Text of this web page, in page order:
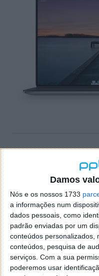
Damos
Nós e os nossos 1733
a informações num
dados pessoais, como
padrão enviadas por um
conteúdos personalizados,
conteúdos, pesquisa de
serviços. Com a sua
poderemos usar
Adeus Windows
elementary OS
04 ABR 2018
Considera que está na
macOS e partir à
Linux? As
nossasugestão vai
distribuição é
funcional, além de que